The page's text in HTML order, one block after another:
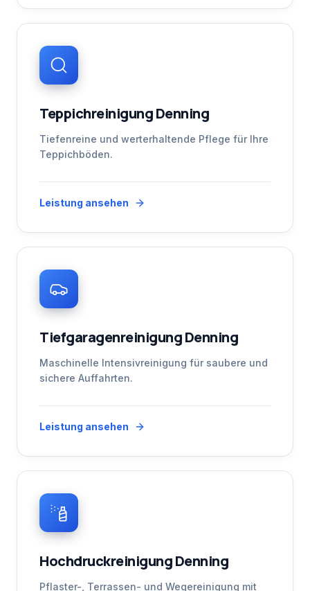
Teppichreinigung Denning
Tiefenreine und werterhaltende Pflege für Ihre
Teppichböden.
Leistung ansehen
Tiefgaragenreinigung Denning
Maschinelle Intensivreinigung für saubere und
sichere Auffahrten.
Leistung ansehen
Hochdruckreinigung Denning
Pflaster-, Terrassen- und Wegereinigung mit